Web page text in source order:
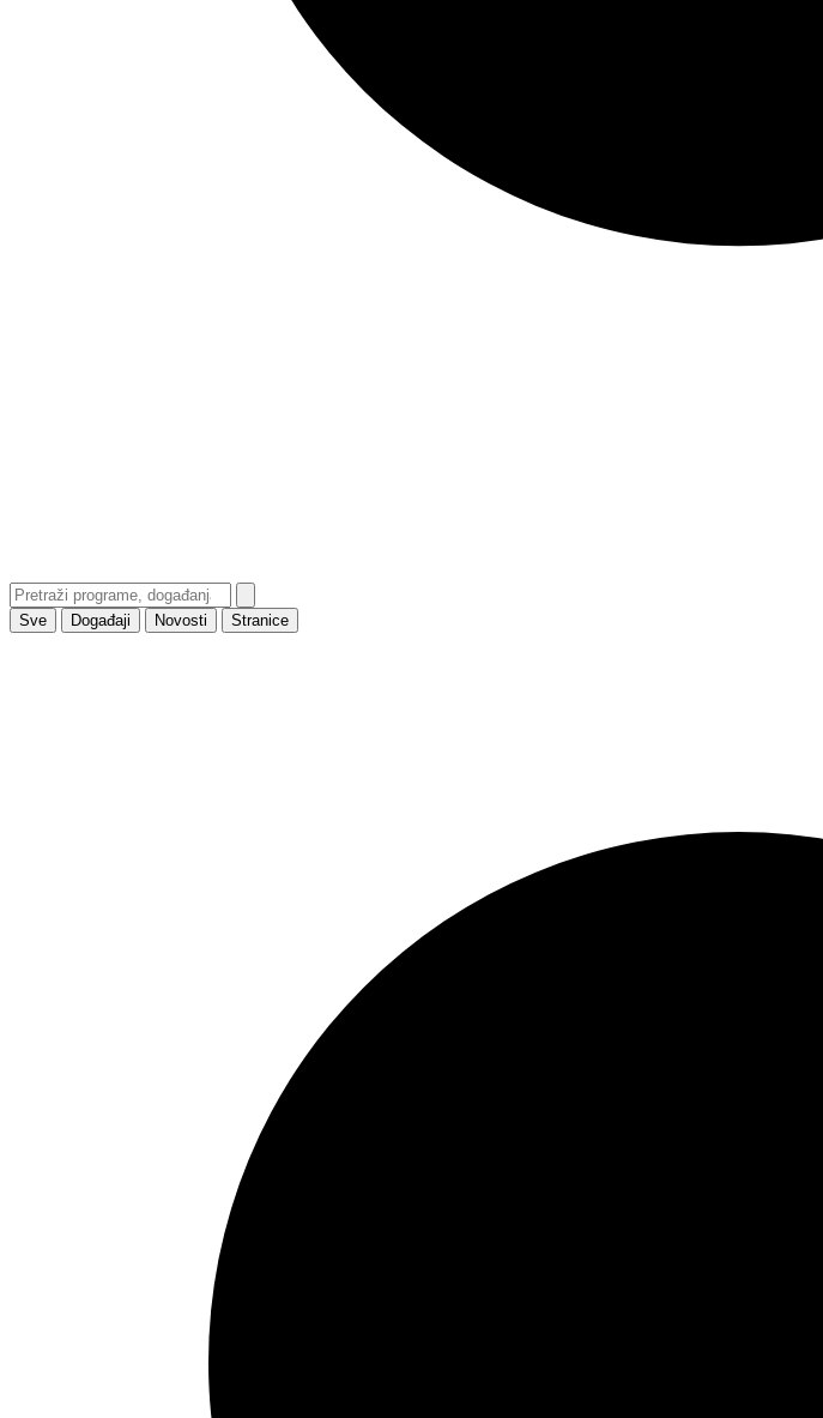
Sve Događaji Novosti Stranice